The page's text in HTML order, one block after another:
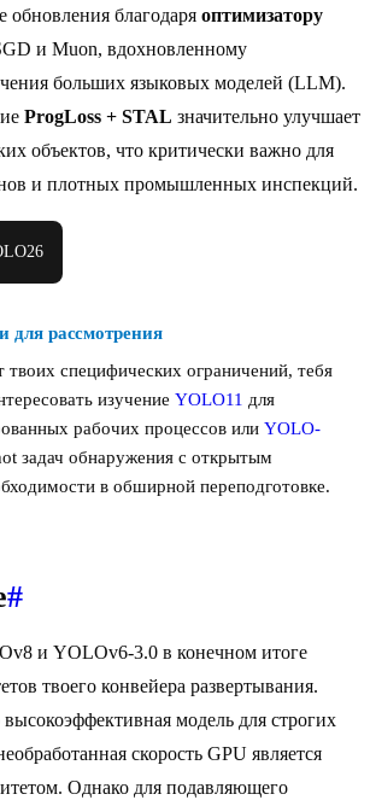
благодаря оптимизатору
и Muon, вдохновленному
больших языковых моделей (LLM).
ProgLoss + STAL значительно улучшает
объектов, что критически важно для
и плотных промышленных инспекций.
для рассмотрения
твоих специфических ограничений, тебя
изучение YOLO11 для
рабочих процессов или YOLO-
задач обнаружения с открытым
в обширной переподготовке.
#
и YOLOv6-3.0 в конечном итоге
твоего конвейера развертывания.
модель для строгих
скорость GPU является
Однако для подавляющего